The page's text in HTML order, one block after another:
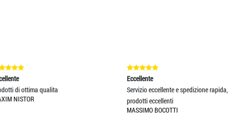
Servizio eccellente e spedizione rapida,
prodotti eccellenti
Servizio eccellente e spedizione
prodotti eccellenti
MASSIMO BOCOTTI